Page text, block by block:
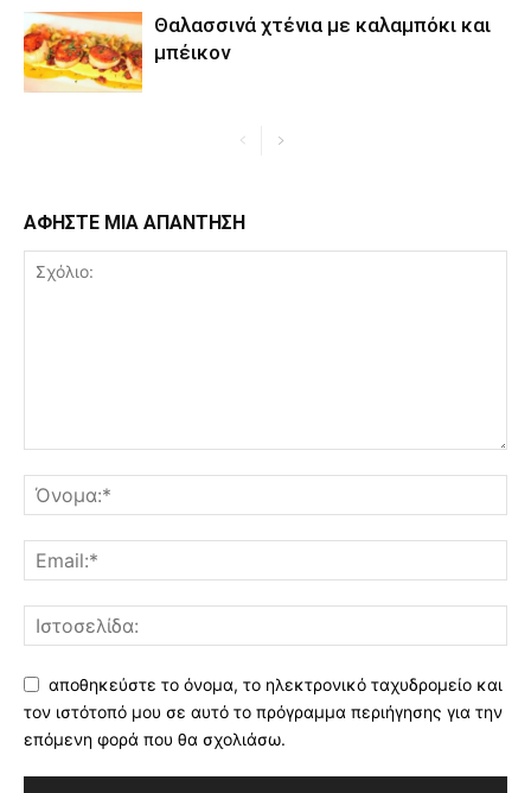
Θαλασσινά χτένια με καλαμπόκι και
μπέικον
ΑΦΗΣΤΕ ΜΙΑ ΑΠΑΝΤΗΣΗ
αποθηκεύστε το όνομα, το ηλεκτρονικό ταχυδρομείο και
τον ιστότοπό μου σε αυτό το πρόγραμμα περιήγησης για την
επόμενη φορά που θα σχολιάσω.